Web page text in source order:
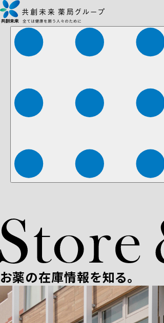
株式会社ファーマみらい 株式会社ストレチア
お薬の在庫情報を知る。